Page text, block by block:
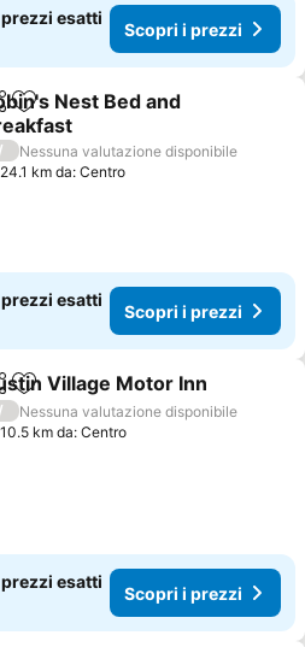
esatti
Scopri i prezzi
Aggiungi ai preferiti
Nest Bed and
/
Nessuna valutazione disponibile
24.1 km da: Centro
esatti
Scopri i prezzi
Aggiungi ai preferiti
Village Motor Inn
/
Nessuna valutazione disponibile
10.5 km da: Centro
esatti
Scopri i prezzi